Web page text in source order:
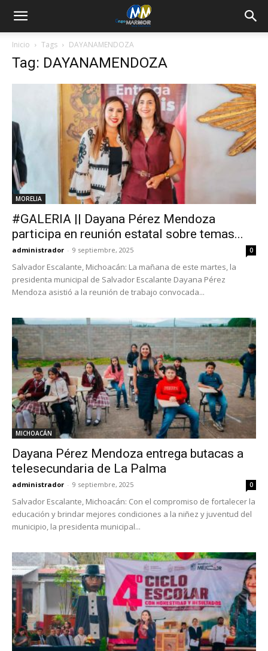
Inicio Tags DAYANAMENDOZA
Tag: DAYANAMENDOZA
MORELIA
#GALERIA || Dayana Pérez Mendoza
participa en reunión estatal sobre temas...
administrador - 9 septiembre, 2025 0
Salvador Escalante, Michoacán: La mañana de este martes, la
presidenta municipal de Salvador Escalante Dayana Pérez
Mendoza asistió a la reunión de trabajo convocada...
MICHOACÁN
Dayana Pérez Mendoza entrega butacas a
telesecundaria de La Palma
administrador - 9 septiembre, 2025 0
Salvador Escalante, Michoacán: Con el compromiso de fortalecer la
educación y brindar mejores condiciones a la niñez y juventud del
municipio, la presidenta municipal...